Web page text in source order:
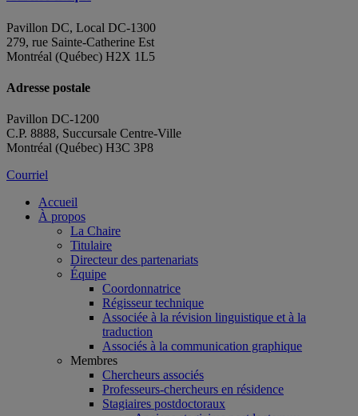
Pavillon DC, Local DC-1300
279, rue Sainte-Catherine Est
Montréal (Québec) H2X 1L5
Adresse postale
Pavillon DC-1200
C.P. 8888, Succursale Centre-Ville
Montréal (Québec) H3C 3P8
Courriel
Accueil
À propos
La Chaire
Titulaire
Directeur des partenariats
Équipe
Coordonnatrice
Régisseur technique
Associée à la révision linguistique et à la
traduction
Associés à la communication graphique
Membres
Chercheurs associés
Professeurs-chercheurs en résidence
Stagiaires postdoctoraux